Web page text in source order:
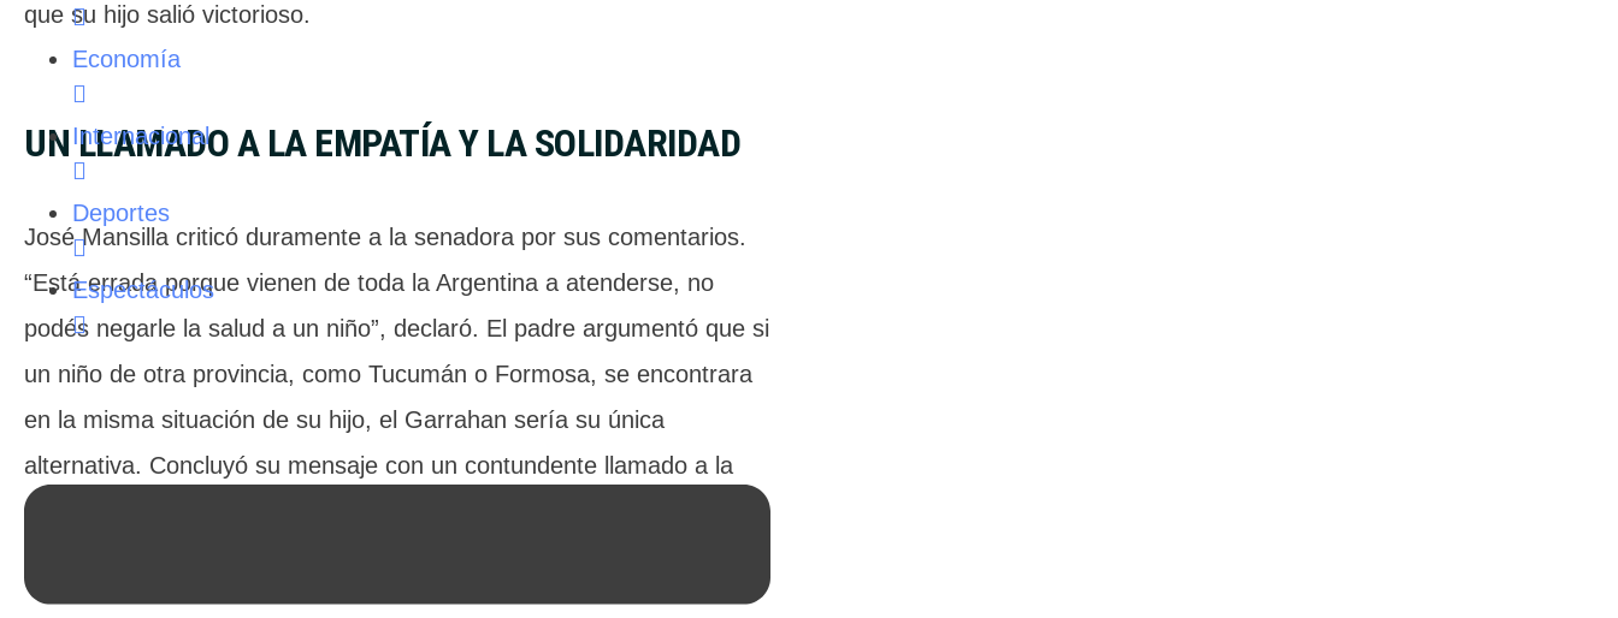
Economía
Internacional
Deportes
Espectáculos
que su hijo salió victorioso.
UN LLAMADO A LA EMPATÍA Y LA SOLIDARIDAD
José Mansilla criticó duramente a la senadora por sus comentarios.
“Está errada porque vienen de toda la Argentina a atenderse, no
podés negarle la salud a un niño”, declaró. El padre argumentó que si
un niño de otra provincia, como Tucumán o Formosa, se encontrara
en la misma situación de su hijo, el Garrahan sería su única
alternativa. Concluyó su mensaje con un contundente llamado a la
solidaridad: “El derecho a la salud lo tienen todos los niños de la